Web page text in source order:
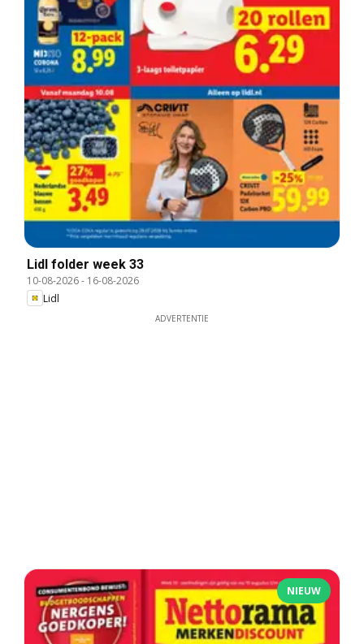
Lidl folder week 33
10-08-2026- 16-08-2026
Lidl
ADVERTENTIE
NIEUW